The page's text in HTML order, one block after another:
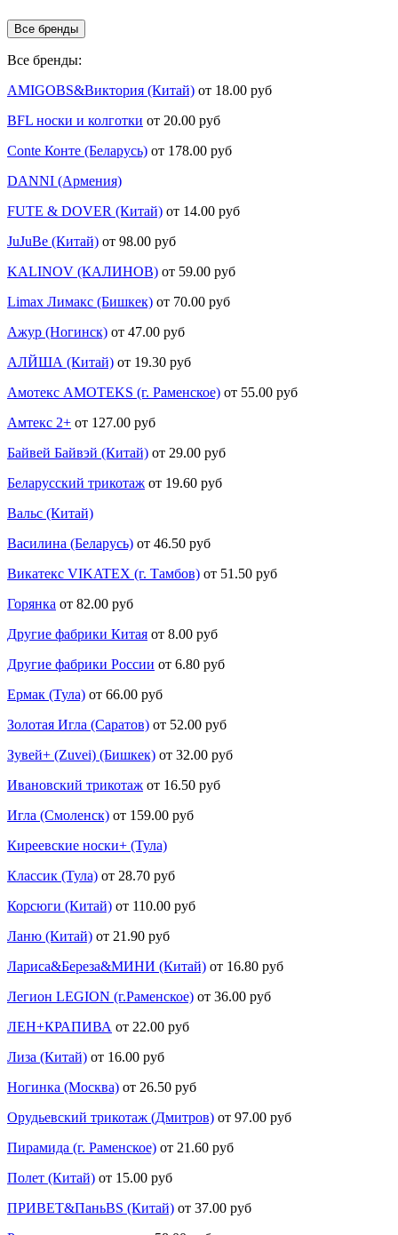
Все бренды
Все бренды:
AMIGOBS&Виктория (Китай) от 18.00 руб
BFL носки и колготки от 20.00 руб
Conte Конте (Беларусь) от 178.00 руб
DANNI (Армения)
FUTE & DOVER (Китай) от 14.00 руб
JuJuBe (Китай) от 98.00 руб
KALINOV (КАЛИНОВ) от 59.00 руб
Limax Лимакс (Бишкек) от 70.00 руб
Ажур (Ногинск) от 47.00 руб
АЛЙША (Китай) от 19.30 руб
Амотекс AMOTEKS (г. Раменское) от 55.00 руб
Амтекс 2+ от 127.00 руб
Байвей Байвэй (Китай) от 29.00 руб
Беларусский трикотаж от 19.60 руб
Вальс (Китай)
Василина (Беларусь) от 46.50 руб
Викатекс VIKATEX (г. Тамбов) от 51.50 руб
Горянка от 82.00 руб
Другие фабрики Китая от 8.00 руб
Другие фабрики России от 6.80 руб
Ермак (Тула) от 66.00 руб
Золотая Игла (Саратов) от 52.00 руб
Зувей+ (Zuvei) (Бишкек) от 32.00 руб
Ивановский трикотаж от 16.50 руб
Игла (Смоленск) от 159.00 руб
Киреевские носки+ (Тула)
Классик (Тула) от 28.70 руб
Корсюги (Китай) от 110.00 руб
Ланю (Китай) от 21.90 руб
Лариса&Береза&МИНИ (Китай) от 16.80 руб
Легион LEGION (г.Раменское) от 36.00 руб
ЛЕН+КРАПИВА от 22.00 руб
Лиза (Китай) от 16.00 руб
Ногинка (Москва) от 26.50 руб
Орудьевский трикотаж (Дмитров) от 97.00 руб
Пирамида (г. Раменское) от 21.60 руб
Полет (Китай) от 15.00 руб
ПРИВЕТ&ПаньBS (Китай) от 37.00 руб